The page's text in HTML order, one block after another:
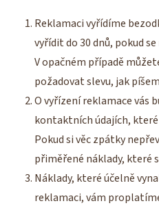
Reklamaci vyřídíme
vyřídit do 30 dnů, pokud
V opačném případě
požadovat slevu, jak
O vyřízení reklamace vás
kontaktních údajích,
Pokud si věc zpátky
přiměřené náklady, které
Náklady, které účelně
reklamaci, vám